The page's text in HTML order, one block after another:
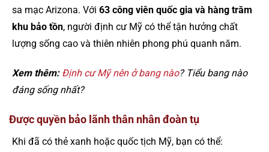
sa mạc Arizona. Với 63 công viên quốc gia và hàng trăm
khu bảo tồn, người định cư Mỹ có thể tận hưởng chất
lượng sống cao và thiên nhiên phong phú quanh năm.
Xem thêm: Định cư Mỹ nên ở bang nào? Tiểu bang nào
đáng sống nhất?
Được quyền bảo lãnh thân nhân đoàn tụ
Khi đã có thẻ xanh hoặc quốc tịch Mỹ, bạn có thể: